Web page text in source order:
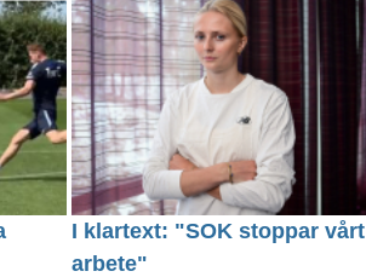
I klartext: "SOK stoppar vårt
arbete"